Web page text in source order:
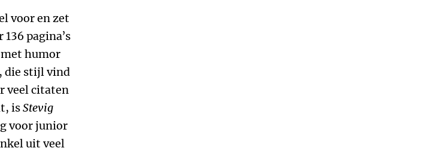
voor en zet
pagina’s
humor
die stijl vind
veel citaten
isStevig
voor junior
uit veel